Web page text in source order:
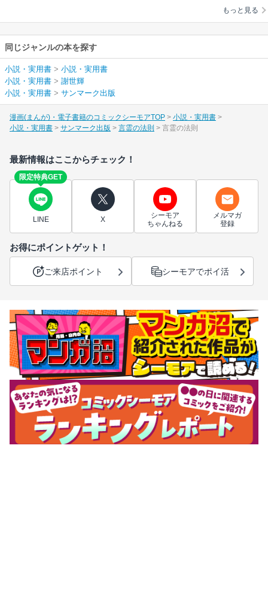
もっと見る
同じジャンルの本を探す
小説・実用書 > 小説・実用書
小説・実用書 > 謝世輝
小説・実用書 > サンマーク出版
漫画(まんが)・電子書籍のコミックシーモアTOP
小説・実用書
小説・実用書
サンマーク出版 言霊の法則 言霊の法則
最新情報はここからチェック！
限定特典GET
LINE X
シーモア
ちゃんねる
メルマガ
登録
お得にポイントゲット！
ご来店ポイント シーモアでポイ活